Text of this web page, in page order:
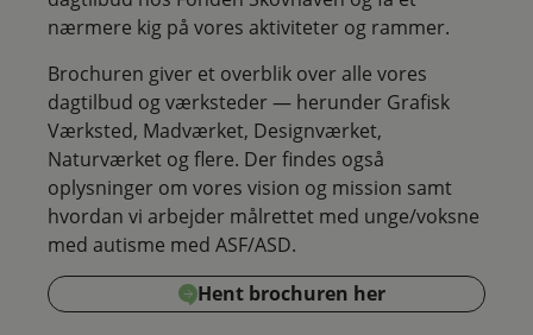
nærmere kig på vores aktiviteter og rammer.
Brochuren giver et overblik over alle vores
dagtilbud og værksteder — herunder Grafisk
Værksted, Madværket, Designværket,
Naturværket og flere. Der findes også
oplysninger om vores vision og mission samt
hvordan vi arbejder målrettet med unge/voksne
med autisme med ASF/ASD.
Hent brochuren her